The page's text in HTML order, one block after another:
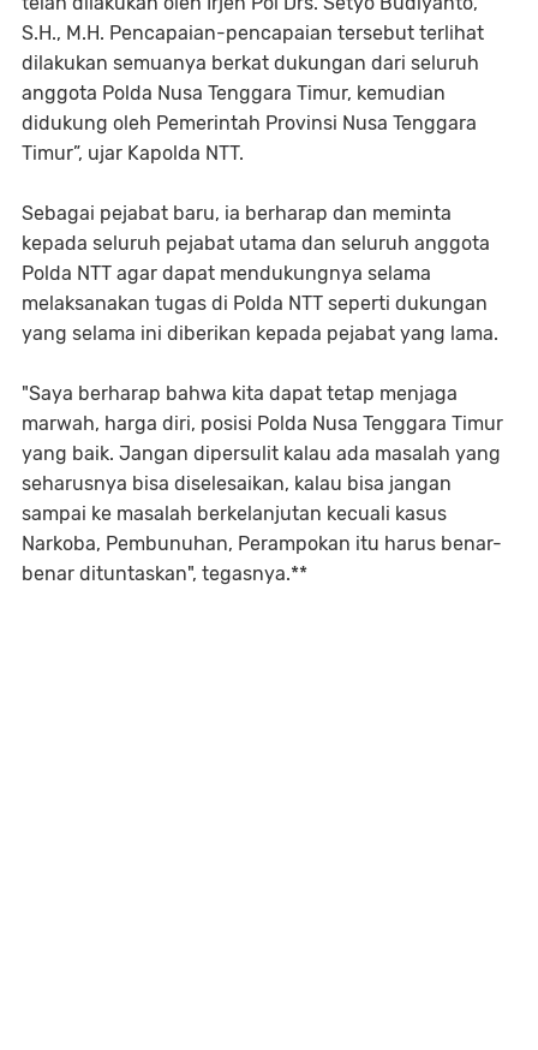
S.H., M.H. Pencapaian-pencapaian tersebut terlihat
dilakukan semuanya berkat dukungan dari seluruh
anggota Polda Nusa Tenggara Timur, kemudian
didukung oleh Pemerintah Provinsi Nusa Tenggara
Timur”, ujar Kapolda NTT.
Sebagai pejabat baru, ia berharap dan meminta
kepada seluruh pejabat utama dan seluruh anggota
Polda NTT agar dapat mendukungnya selama
melaksanakan tugas di Polda NTT seperti dukungan
yang selama ini diberikan kepada pejabat yang lama.
"Saya berharap bahwa kita dapat tetap menjaga
marwah, harga diri, posisi Polda Nusa Tenggara Timur
yang baik. Jangan dipersulit kalau ada masalah yang
seharusnya bisa diselesaikan, kalau bisa jangan
sampai ke masalah berkelanjutan kecuali kasus
Narkoba, Pembunuhan, Perampokan itu harus benar-
benar dituntaskan", tegasnya.**